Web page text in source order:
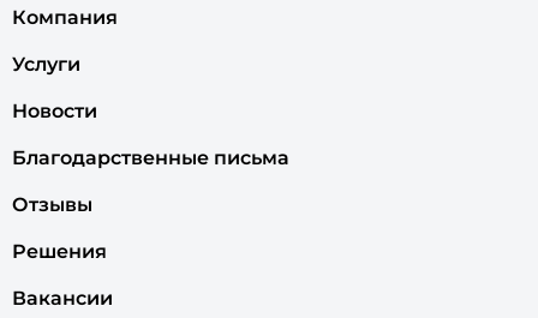
Компания
Услуги
Новости
Благодарственные письма
Отзывы
Решения
Вакансии